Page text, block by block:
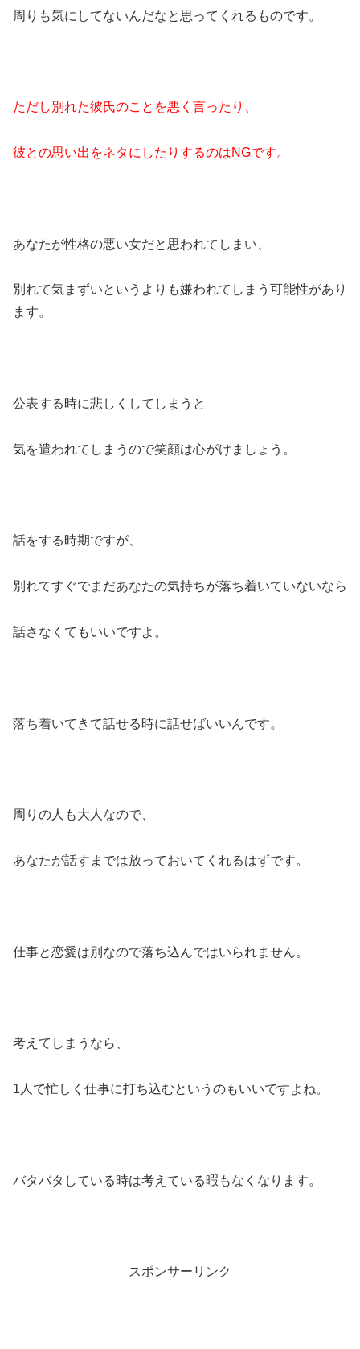
周りも気にしてないんだなと思ってくれるものです。
ただし別れた彼氏のことを悪く言ったり、
彼との思い出をネタにしたりするのはNGです。
あなたが性格の悪い女だと思われてしまい、
別れて気まずいというよりも嫌われてしまう可能性があり
ます。
公表する時に悲しくしてしまうと
気を遣われてしまうので笑顔は心がけましょう。
話をする時期ですが、
別れてすぐでまだあなたの気持ちが落ち着いていないなら
話さなくてもいいですよ。
落ち着いてきて話せる時に話せばいいんです。
周りの人も大人なので、
あなたが話すまでは放っておいてくれるはずです。
仕事と恋愛は別なので落ち込んではいられません。
考えてしまうなら、
1人で忙しく仕事に打ち込むというのもいいですよね。
バタバタしている時は考えている暇もなくなります。
スポンサーリンク